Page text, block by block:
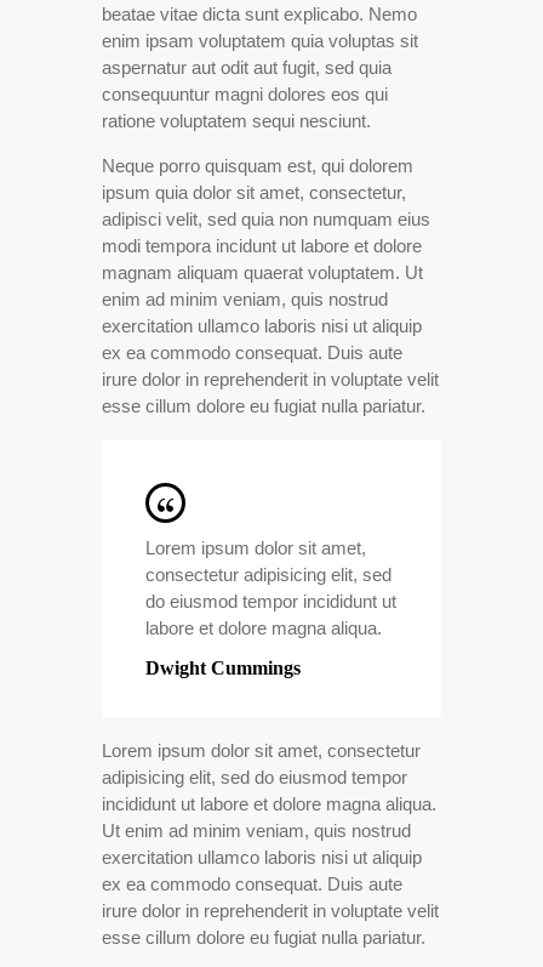
beatae vitae dicta sunt explicabo. Nemo
enim ipsam voluptatem quia voluptas sit
aspernatur aut odit aut fugit, sed quia
consequuntur magni dolores eos qui
ratione voluptatem sequi nesciunt.
Neque porro quisquam est, qui dolorem
ipsum quia dolor sit amet, consectetur,
adipisci velit, sed quia non numquam eius
modi tempora incidunt ut labore et dolore
magnam aliquam quaerat voluptatem. Ut
enim ad minim veniam, quis nostrud
exercitation ullamco laboris nisi ut aliquip
ex ea commodo consequat. Duis aute
irure dolor in reprehenderit in voluptate velit
esse cillum dolore eu fugiat nulla pariatur.
Lorem ipsum dolor sit amet,
consectetur adipisicing elit, sed
do eiusmod tempor incididunt ut
labore et dolore magna aliqua.
Dwight Cummings
Lorem ipsum dolor sit amet, consectetur
adipisicing elit, sed do eiusmod tempor
incididunt ut labore et dolore magna aliqua.
Ut enim ad minim veniam, quis nostrud
exercitation ullamco laboris nisi ut aliquip
ex ea commodo consequat. Duis aute
irure dolor in reprehenderit in voluptate velit
esse cillum dolore eu fugiat nulla pariatur.